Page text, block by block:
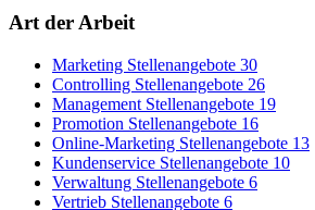
Art der Arbeit
Marketing Stellenangebote 30
Controlling Stellenangebote 26
Management Stellenangebote 19
Promotion Stellenangebote 16
Online-Marketing Stellenangebote 13
Kundenservice Stellenangebote 10
Verwaltung Stellenangebote 6
Vertrieb Stellenangebote 6